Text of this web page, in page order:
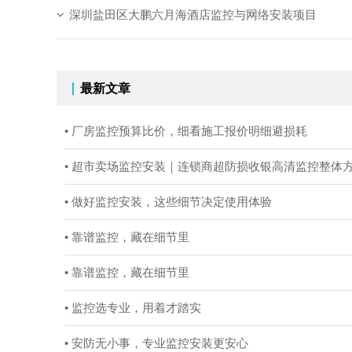
深圳盐田区大鹏六月海酒店监控与网络安装项目
最新文章
• 厂房监控预算比价，细看施工报价明细避损耗
• 超市卖场监控安装｜连锁商超防损收银高清监控整体
• 做好监控安装，这些细节决定使用体验
• 靠谱监控，藏在细节里
• 靠谱监控，藏在细节里
• 监控选专业，用着才踏实
• 安防无小事，专业监控安装更安心